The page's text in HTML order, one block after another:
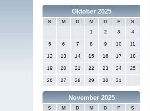
Oktober 2025
S M D M D F
S
1
2 3 4
5 6 7 8 9 10 11
12 13 14 15 16 17 18
19 20 21 22 23 24 25
26 27 28 29 30 31
November 2025
S M D M D F
S